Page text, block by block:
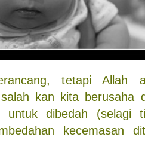
tetapi Allah
kan kita berusaha
untuk dibedah (selagi
kecemasan